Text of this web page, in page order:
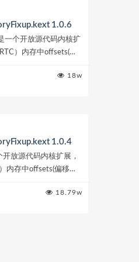
1.0.6
一个开放源代码内核扩
）内存中offsets(偏
18w
1.0.4
放源代码内核扩展，
内存中offsets(偏移量)
18.79w